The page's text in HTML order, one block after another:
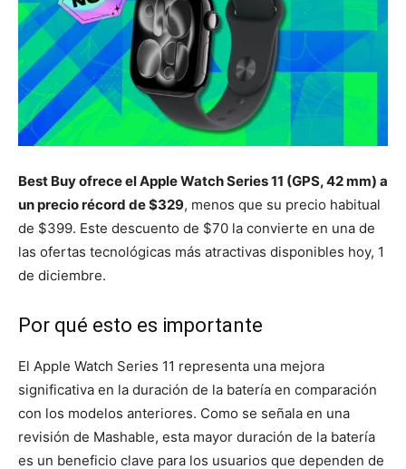
Best Buy ofrece el Apple Watch Series 11 (GPS, 42 mm) a
un precio récord de $329, menos que su precio habitual
de $399. Este descuento de $70 la convierte en una de
las ofertas tecnológicas más atractivas disponibles hoy, 1
de diciembre.
Por qué esto es importante
El Apple Watch Series 11 representa una mejora
significativa en la duración de la batería en comparación
con los modelos anteriores. Como se señala en una
revisión de Mashable, esta mayor duración de la batería
es un beneficio clave para los usuarios que dependen de